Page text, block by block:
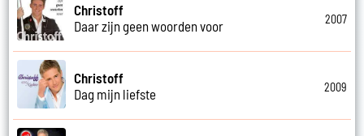
Christoff
Daar zijn geen woorden voor
2007
Christoff
Dag mijn liefste
2009